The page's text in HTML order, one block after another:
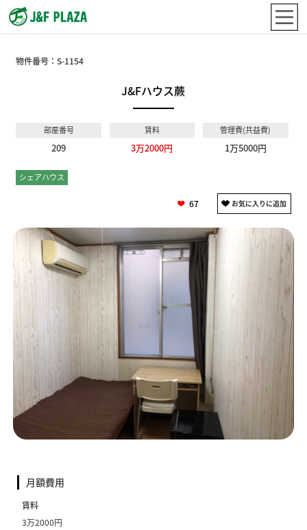
物件番号：S-1154
J&Fハウス蕨
部屋番号
209
賃料
3万2000円
管理費(共益費)
1万5000円
シェアハウス
67
月額費用
賃料
3万2000円